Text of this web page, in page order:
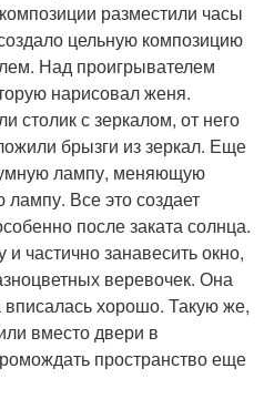
разместили часы
цельную композицию
Над проигрывателем
нарисовал женя.
столик с зеркалом, от него
брызги из зеркал. Еще
лампу, меняющую
Все это создает
после заката солнца.
частично занавесить окно,
веревочек. Она
хорошо. Такую же,
вместо двери в
пространство еще